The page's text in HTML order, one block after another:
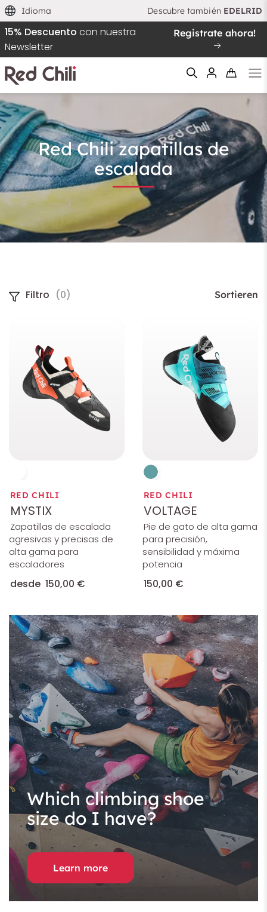
Idioma Descubre también EDELRID
15% Descuento con nuestra
Newsletter
Registrate ahora!
Filtern & Sortieren Reiniciar el filtro
Red Chili zapatillas de
escalada
Filtro (0) Sortieren
Calzado de escalada
Tipo
Tipo de cerradura
Downturn
Precarga
Goma
Área de aplicación
Sortieren nach
Empfohlen
Preis absteigend
RED CHILI
MYSTIX
Zapatillas de escalada
agresivas y precisas de
alta gama para
escaladores
desde150,00 €
RED CHILI
VOLTAGE
Pie de gato de alta gama
para precisión,
sensibilidad y máxima
potencia
150,00 €
Which climbing shoe
size do I have?
Learn more